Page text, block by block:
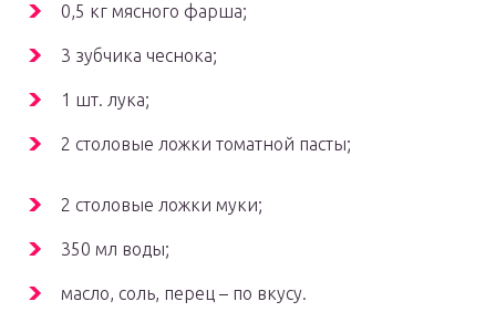
0,5 кг мясного фарша;
3 зубчика чеснока;
1 шт. лука;
2 столовые ложки томатной пасты;
2 столовые ложки муки;
350 мл воды;
масло, соль, перец – по вкусу.